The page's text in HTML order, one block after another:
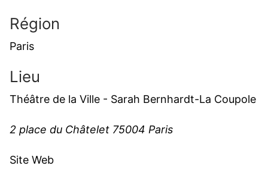
Région
Paris
Lieu
Théâtre de la Ville - Sarah Bernhardt-La Coupole
2 place du Châtelet 75004 Paris
Site Web